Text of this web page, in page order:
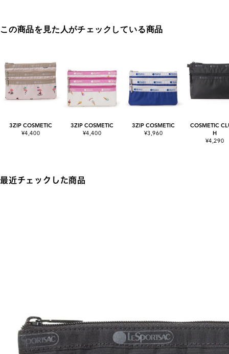
この商品を見た人がチェックしている商品
3ZIP COSMETIC
¥4,400
3ZIP COSMETIC
¥4,400
3ZIP COSMETIC
¥3,960
COSMETIC
H
¥4,290
最近チェックした商品